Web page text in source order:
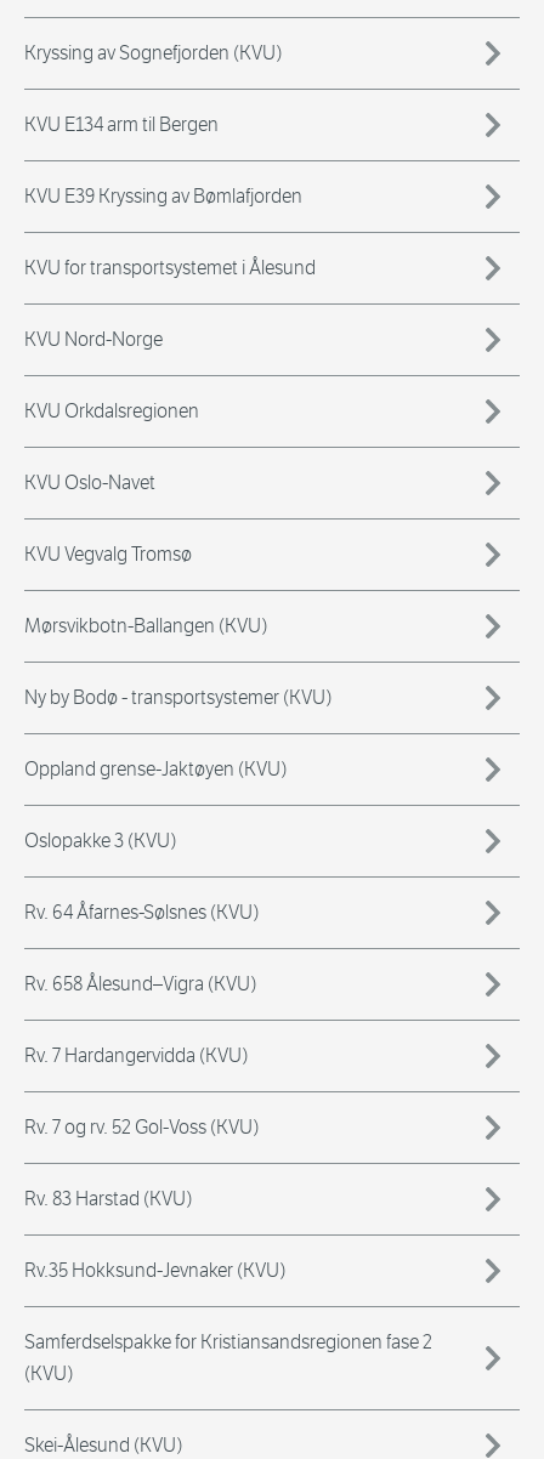
Kryssing av Sognefjorden (KVU)
KVU E134 arm til Bergen
KVU E39 Kryssing av Bømlafjorden
KVU for transportsystemet i Ålesund
KVU Nord-Norge
KVU Orkdalsregionen
KVU Oslo-Navet
KVU Vegvalg Tromsø
Mørsvikbotn-Ballangen (KVU)
Ny by Bodø - transportsystemer (KVU)
Oppland grense-Jaktøyen (KVU)
Oslopakke 3 (KVU)
Rv. 64 Åfarnes-Sølsnes (KVU)
Rv. 658 Ålesund–Vigra (KVU)
Rv. 7 Hardangervidda (KVU)
Rv. 7 og rv. 52 Gol-Voss (KVU)
Rv. 83 Harstad (KVU)
Rv.35 Hokksund-Jevnaker (KVU)
Samferdselspakke for Kristiansandsregionen fase 2
(KVU)
Skei-Ålesund (KVU)